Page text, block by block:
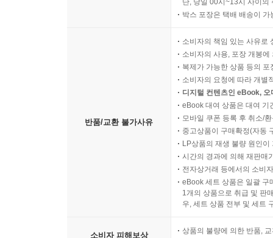
단, 당일 00시~13시 사이의
박스 포장은 택배 배송이
반품/교환 불가사유
소비자의 책임 있는 사유로
소비자의 사용, 포장 개봉
복제가 가능한 상품 등의
소비자의 요청에 따라 개별
디지털 컨텐츠인 eBook,
eBook 대여 상품은 대여 기
모바일 쿠폰 등록 후 취소/
중고상품이 구매확정(자동
LP상품의 재생 불량 원인
시간의 경과에 의해 재판매
전자상거래 등에서의 소비
eBook 세트 상품은 일괄 구
1개의 상품으로 취급 및 판
우, 세트 상품 전부 및 세트
소비자 피해보상
상품의 불량에 의한 반품,